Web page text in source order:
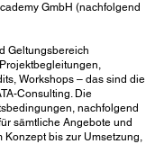
GmbH (nachfolgend
Geltungsbereich
Workshops – das sind die
Consulting. Die
nachfolgend
sämtliche Angebote und
Konzept bis zur Umsetzung,